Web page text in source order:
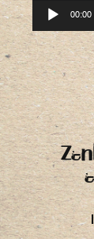
Audio
Player
00:00